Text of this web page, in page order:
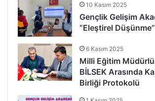
10 Kasım 2025
Gençlik Gelişim
“Eleştirel
6 Kasım 2025
Milli Eğitim
BİLSEK Arasında
Birliği Protokolü